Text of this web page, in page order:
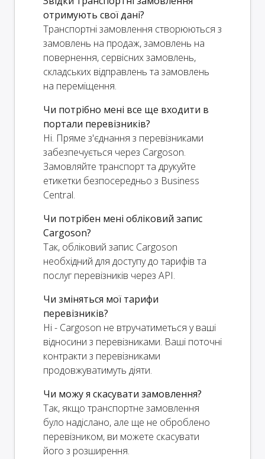
отримують свої дані?
Транспортні замовлення створюються з
замовлень на продаж, замовлень на
повернення, сервісних замовлень,
складських відправлень та замовлень
на переміщення.
Чи потрібно мені все ще входити в
портали перевізників?
Ні. Пряме з'єднання з перевізниками
забезпечується через Cargoson.
Замовляйте транспорт та друкуйте
етикетки безпосередньо з Business
Central.
Чи потрібен мені обліковий запис
Cargoson?
Так, обліковий запис Cargoson
необхідний для доступу до тарифів та
послуг перевізників через API.
Чи зміняться мої тарифи
перевізників?
Ні - Cargoson не втручатиметься у ваші
відносини з перевізниками. Ваші поточні
контракти з перевізниками
продовжуватимуть діяти.
Чи можу я скасувати замовлення?
Так, якщо транспортне замовлення
було надіслано, але ще не оброблено
перевізником, ви можете скасувати
його з розширення.